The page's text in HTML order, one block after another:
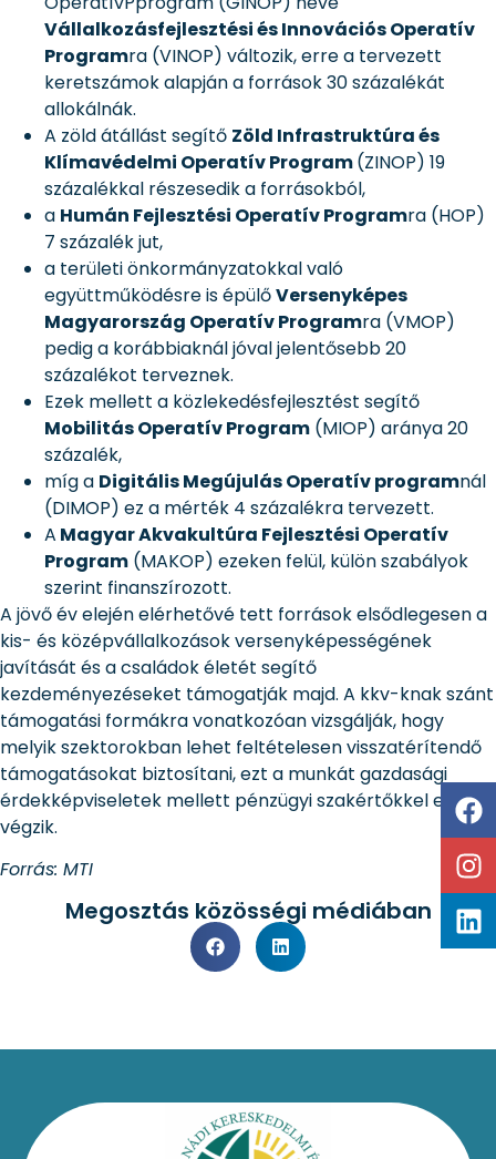
Vállalkozásfejlesztési és Innovációs Operatív
Programra (VINOP) változik, erre a tervezett
keretszámok alapján a források 30 százalékát
allokálnák.
A zöld átállást segítő Zöld Infrastruktúra és
Klímavédelmi Operatív Program(ZINOP) 19
százalékkal részesedik a forrásokból,
a Humán Fejlesztési Operatív Programra (HOP)
7 százalék jut,
a területi önkormányzatokkal való
együttműködésre is épülőVersenyképes
Magyarország Operatív Programra (VMOP)
pedig a korábbiaknál jóval jelentősebb 20
százalékot terveznek.
Ezek mellett a közlekedésfejlesztést segítő
Mobilitás Operatív Program (MIOP) aránya 20
százalék,
míg a Digitális Megújulás Operatív programnál
(DIMOP) ez a mérték 4 százalékra tervezett.
A Magyar Akvakultúra Fejlesztési Operatív
Program (MAKOP) ezeken felül, külön szabályok
szerint finanszírozott.
A jövő év elején elérhetővé tett források elsődlegesen a
kis- és középvállalkozások versenyképességének
javítását és a családok életét segítő
kezdeményezéseket támogatják majd. A kkv-knak szánt
támogatási formákra vonatkozóan vizsgálják, hogy
melyik szektorokban lehet feltételesen visszatérítendő
támogatásokat biztosítani, ezt a munkát gazdasági
érdekképviseletek mellett pénzügyi szakértőkkel együtt
végzik.
Forrás: MTI
Megosztás közösségi médiában